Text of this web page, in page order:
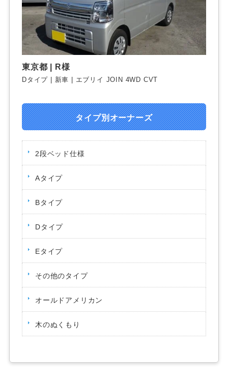
東京都 | R様
Dタイプ | 新車 | エブリイ JOIN 4WD CVT
タイプ別オーナーズ
2段ベッド仕様
Aタイプ
Bタイプ
Dタイプ
Eタイプ
その他のタイプ
オールドアメリカン
木のぬくもり